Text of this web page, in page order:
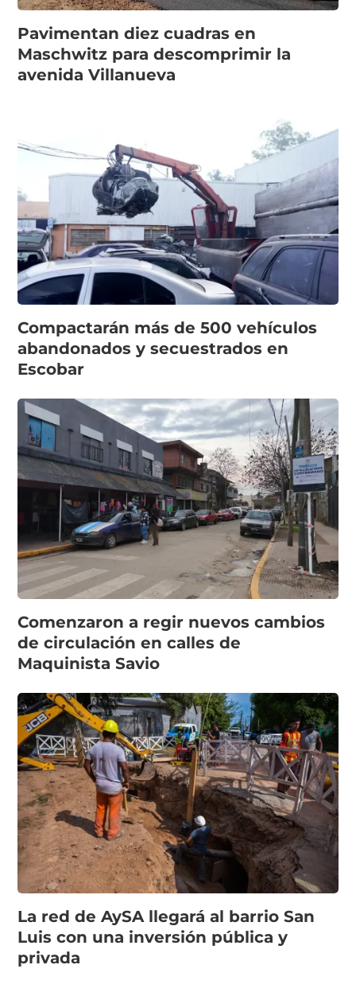
Pavimentan diez cuadras en
Maschwitz para descomprimir la
avenida Villanueva
Compactarán más de 500 vehículos
abandonados y secuestrados en
Escobar
Comenzaron a regir nuevos cambios
de circulación en calles de
Maquinista Savio
La red de AySA llegará al barrio San
Luis con una inversión pública y
privada